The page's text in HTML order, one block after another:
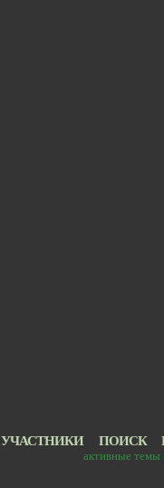
УЧАСТНИКИ ПОИСК
активные темы